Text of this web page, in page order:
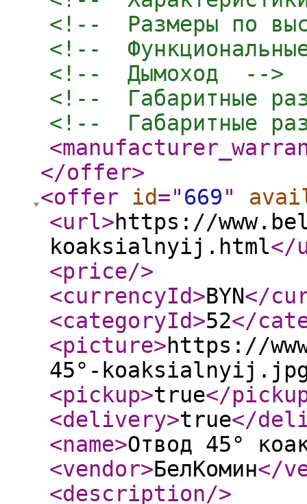
<!--  Размеры по
<!--
<!--  Дымоход  -->
<!--  Габаритные
<!--  Габаритные
</offer>
<offer
id="669"
<url>https://
koaksialnyij.html</
<price/>
<currencyId>BYN</
<categoryId>52</
<picture>https://
45°-
<pickup>true</
<delivery>true</
<name>Отвод 45°
<vendor>БелКомин</
<description/>